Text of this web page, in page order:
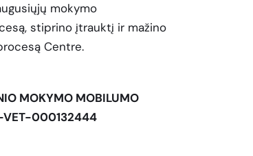
mokymo
stiprino įtrauktį ir mažino
Centre.
MOKYMO MOBILUMO
VET-000132444